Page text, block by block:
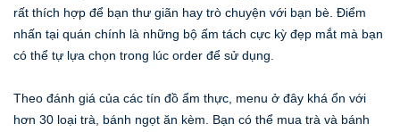
rất thích hợp để bạn thư giãn hay trò chuyện với bạn bè. Điểm
nhấn tại quán chính là những bộ ấm tách cực kỳ đẹp mắt mà bạn
có thể tự lựa chọn trong lúc order để sử dụng.
Theo đánh giá của các tín đồ ẩm thực, menu ở đây khá ổn với
hơn 30 loại trà, bánh ngọt ăn kèm. Bạn có thể mua trà và bánh